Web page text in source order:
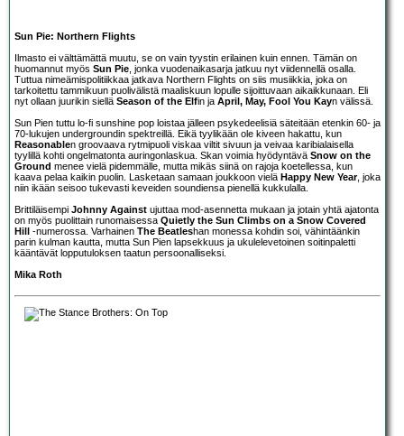
Sun Pie: Northern Flights
Ilmasto ei välttämättä muutu, se on vain tyystin erilainen kuin ennen. Tämän on
huomannut myös Sun Pie , jonka vuodenaikasarja jatkuu nyt viidennellä osalla.
Tuttua nimeämispolitiikkaa jatkava Northern Flights on siis musiikkia, joka on
tarkoitettu tammikuun puolivälistä maaliskuun lopulle sijoittuvaan aikaikkunaan. Eli
nyt ollaan juurikin siellä Season of the Elfin ja April, May, Fool You Kayn välissä.
Sun Pien tuttu lo-fi sunshine pop loistaa jälleen psykedeelisiä säteitään etenkin 60- ja
70-lukujen undergroundin spektreillä. Eikä tyylikään ole kiveen hakattu, kun
Reasonablen groovaava rytmipuoli viskaa viltit sivuun ja veivaa karibialaisella
tyylillä kohti ongelmatonta auringonlaskua. Skan voimia hyödyntävä Snow on the
Ground menee vielä pidemmälle, mutta mikäs siinä on rajoja koetellessa, kun
kaava pelaa kaikin puolin. Lasketaan samaan joukkoon vielä Happy New Year, joka
niin ikään seisoo tukevasti keveiden soundiensa pienellä kukkulalla.
Brittiläisempi Johnny Against ujuttaa mod-asennetta mukaan ja jotain yhtä ajatonta
on myös puolittain runomaisessa Quietly the Sun Climbs on a Snow Covered
Hill -numerossa. Varhainen The Beatleshan monessa kohdin soi, vähintäänkin
parin kulman kautta, mutta Sun Pien lapsekkuus ja ukulelevetoinen soitinpaletti
kääntävät lopputuloksen taatun persoonalliseksi.
Mika Roth